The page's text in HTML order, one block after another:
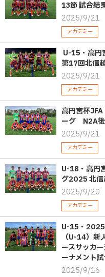
13節 試合結
2025/9/21
アカデミー
U-15・高円
第17回北信
2025/9/21
アカデミー
高円宮杯
ーグ N2A後
2025/9/21
アカデミー
U-18・高円
グ2025 北信
2025/9/20
アカデミー
U-15・2025
（U-14）
ースサッカ
ーナメント
2025/9/16